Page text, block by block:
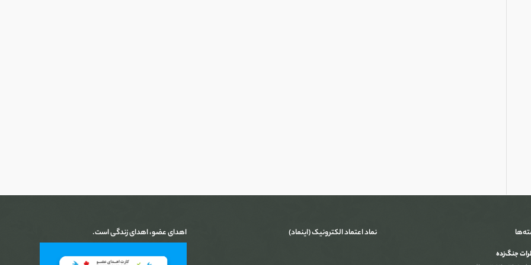
جنگ‌‌زده
نماد اعتماد الکترونیک (اینماد) اهدای عضو، اهدای زندگی است.